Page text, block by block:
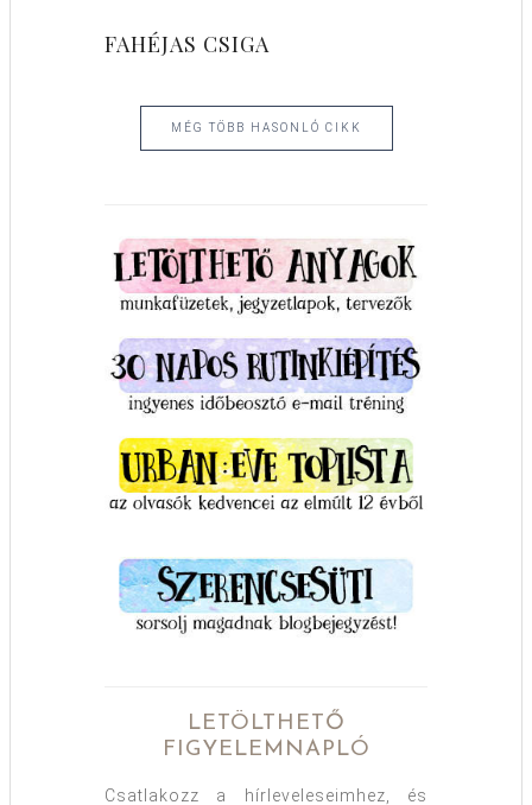
FAHÉJAS CSIGA
MÉG TÖBB HASONLÓ CIKK
LETÖLTHETŐ
FIGYELEMNAPLÓ
Csatlakozz a hírleveleseimhez, és